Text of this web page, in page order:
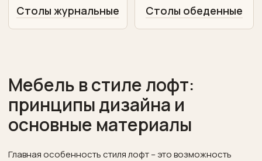
Столы журнальные Столы обеденные
Мебель в стиле лофт:
принципы дизайна и
основные материалы
Главная особенность стиля лофт – это возможность